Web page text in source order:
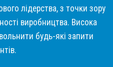
лідерства, з точки зору
виробництва. Висока
будь-які запити